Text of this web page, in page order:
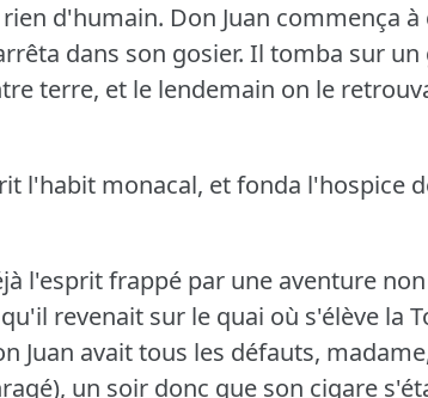
d'humain. Don Juan commença
dans son gosier. Il tomba sur un
terre, et le lendemain on le
l'habit monacal, et fonda l'hospice
l'esprit frappé par une aventure
revenait sur le quai où s'élève la
Juan avait tous les défauts,
un soir donc que son cigare